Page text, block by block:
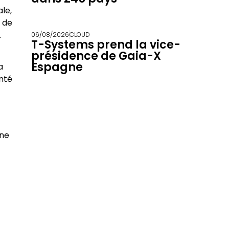
de
06/08/2026CLOUD
T-Systems prend la vice-
présidence de Gaia-X
Espagne